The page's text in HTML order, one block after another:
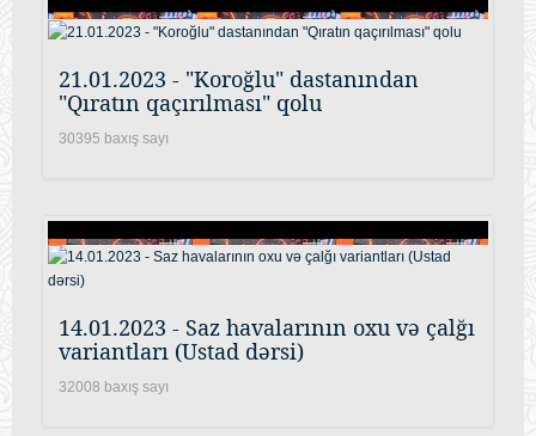
21.01.2023 - "Koroğlu" dastanından
"Qıratın qaçırılması" qolu
30395 baxış sayı
14.01.2023 - Saz havalarının oxu və çalğı
variantları (Ustad dərsi)
32008 baxış sayı